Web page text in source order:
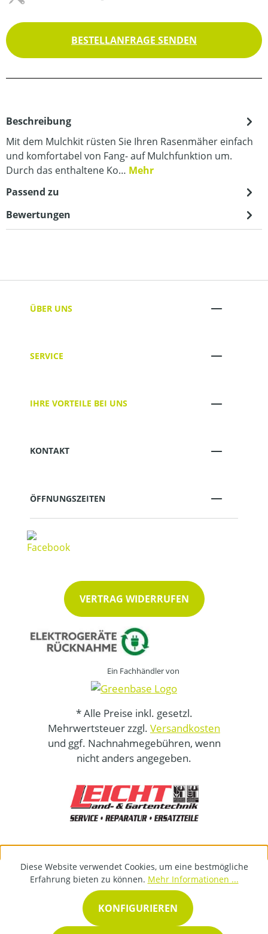
BESTELLANFRAGE SENDEN
Beschreibung
Mit dem Mulchkit rüsten Sie Ihren Rasenmäher einfach
und komfortabel von Fang- auf Mulchfunktion um.
Durch das enthaltene Ko… Mehr
Passend zu
Bewertungen
ÜBER UNS
SERVICE
IHRE VORTEILE BEI UNS
KONTAKT
ÖFFNUNGSZEITEN
VERTRAG WIDERRUFEN
Ein Fachhändler von
* Alle Preise inkl. gesetzl.
Mehrwertsteuer zzgl. Versandkosten
und ggf. Nachnahmegebühren, wenn
nicht anders angegeben.
Diese Website verwendet Cookies, um eine bestmögliche
Erfahrung bieten zu können. Mehr Informationen ...
KONFIGURIEREN